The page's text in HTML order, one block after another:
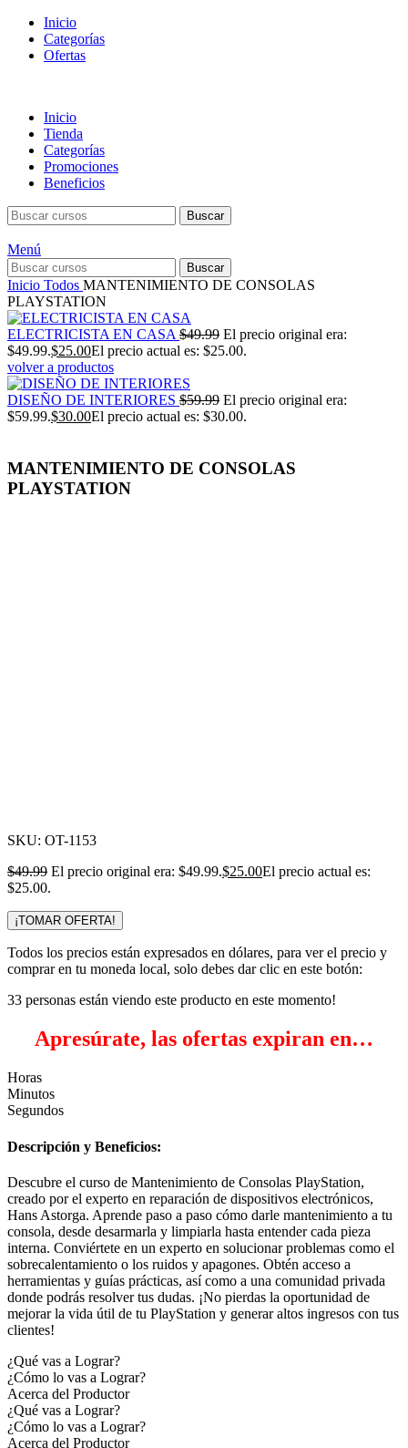
Inicio
Categorías
Ofertas
Inicio
Tienda
Categorías
Promociones
Beneficios
Buscar
Menú
Buscar
Inicio Todos MANTENIMIENTO DE CONSOLAS
PLAYSTATION
ELECTRICISTA EN CASA $49.99 El precio original era:
$49.99.$25.00El precio actual es: $25.00.
volver a productos
DISEÑO DE INTERIORES $59.99 El precio original era:
$59.99.$30.00El precio actual es: $30.00.
MANTENIMIENTO DE CONSOLAS
PLAYSTATION
SKU: OT-1153
$49.99 El precio original era: $49.99.$25.00El precio actual es:
$25.00.
¡TOMAR OFERTA!
Todos los precios están expresados en dólares, para ver el precio y
comprar en tu moneda local, solo debes dar clic en este botón:
33 personas están viendo este producto en este momento!
Apresúrate, las ofertas expiran en…
Horas
Minutos
Segundos
Descripción y Beneficios:
Descubre el curso de Mantenimiento de Consolas PlayStation,
creado por el experto en reparación de dispositivos electrónicos,
Hans Astorga. Aprende paso a paso cómo darle mantenimiento a tu
consola, desde desarmarla y limpiarla hasta entender cada pieza
interna. Conviértete en un experto en solucionar problemas como el
sobrecalentamiento o los ruidos y apagones. Obtén acceso a
herramientas y guías prácticas, así como a una comunidad privada
donde podrás resolver tus dudas. ¡No pierdas la oportunidad de
mejorar la vida útil de tu PlayStation y generar altos ingresos con tus
clientes!
¿Qué vas a Lograr?
¿Cómo lo vas a Lograr?
Acerca del Productor
¿Qué vas a Lograr?
¿Cómo lo vas a Lograr?
Acerca del Productor